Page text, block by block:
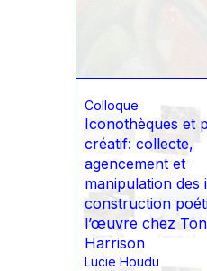
Colloque
Iconothèques et
créatif: collecte,
agencement et
manipulation des
construction
l’œuvre chez
Harrison
Lucie Houdu